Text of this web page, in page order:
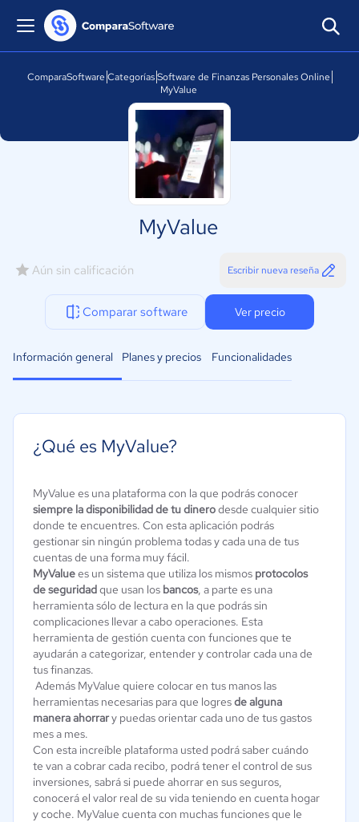
ComparaSoftware Categorías Software de Finanzas Personales Online
MyValue
MyValue
Aún sin calificación Escribir nueva reseña
Comparar software Ver precio
Información general Planes y precios Funcionalidades
¿Qué es MyValue?
MyValue es una plataforma con la que podrás conocer
siempre la disponibilidad de tu dinerodesde cualquier sitio
donde te encuentres. Con esta aplicación podrás
gestionar sin ningún problema todas y cada una de tus
cuentas de una forma muy fácil.
MyValuees un sistema que utiliza los mismos protocolos
de seguridadque usan los bancos, a parte es una
herramienta sólo de lectura en la que podrás sin
complicaciones llevar a cabo operaciones. Esta
herramienta de gestión cuenta con funciones que te
ayudarán a categorizar, entender y controlar cada una de
tus finanzas.
Además MyValue quiere colocar en tus manos las
herramientas necesarias para que logresde alguna
manera ahorrary puedas orientar cada uno de tus gastos
mes a mes.
Con esta increíble plataforma usted podrá saber cuándo
te van a cobrar cada recibo, podrá tener el control de sus
inversiones, sabrá si puede ahorrar en sus seguros,
conocerá el valor real de su vida teniendo en cuenta hogar
y coche. MyValue cuenta con muchas funciones que le